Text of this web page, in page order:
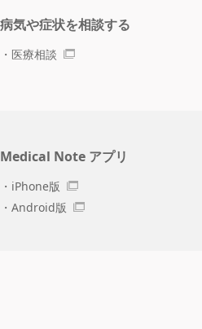
病気や症状を相談する
医療相談
Medical Note アプリ
iPhone版
Android版